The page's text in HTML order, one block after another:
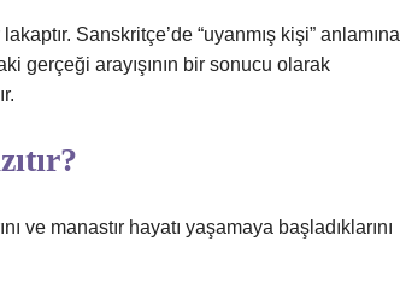
Sanskritçe’de “uyanmış kişi” anlamına
gerçeği arayışının bir sonucu olarak
ve manastır hayatı yaşamaya başladıklarını